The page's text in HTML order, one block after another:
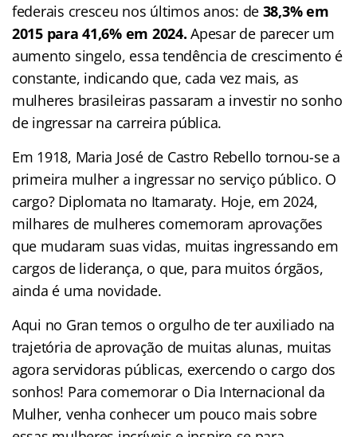
federais cresceu nos últimos anos: de 38,3% em
2015 para 41,6% em 2024.Apesar de parecer um
aumento singelo, essa tendência de crescimento é
constante, indicando que, cada vez mais, as
mulheres brasileiras passaram a investir no sonho
de ingressar na carreira pública.
Em 1918, Maria José de Castro Rebello tornou-se a
primeira mulher a ingressar no serviço público. O
cargo? Diplomata no Itamaraty. Hoje, em 2024,
milhares de mulheres comemoram aprovações
que mudaram suas vidas, muitas ingressando em
cargos de liderança, o que, para muitos órgãos,
ainda é uma novidade.
Aqui no Gran temos o orgulho de ter auxiliado na
trajetória de aprovação de muitas alunas, muitas
agora servidoras públicas, exercendo o cargo dos
sonhos! Para comemorar o Dia Internacional da
Mulher, venha conhecer um pouco mais sobre